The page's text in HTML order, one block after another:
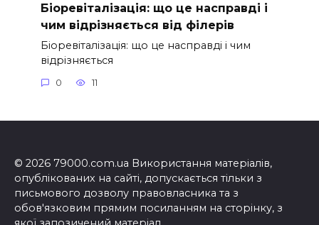
Біоревіталізація: що це насправді і
чим відрізняється від філерів
Біоревіталізація: що це насправді і чим
відрізняється
0 11
© 2026 79000.com.ua Використання матеріалів,
опублікованих на сайті, допускається тільки з
письмового дозволу правовласника та з
обов'язковим прямим посиланням на сторінку, з